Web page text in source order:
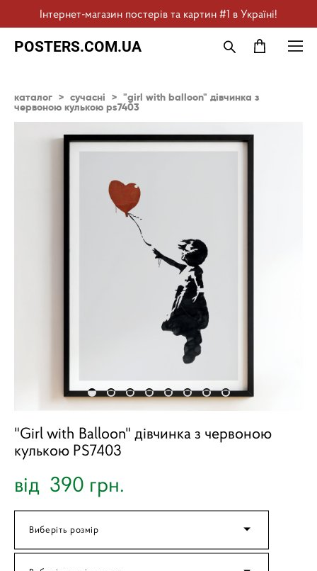
Інтернет-магазин постерів та картин #1 в Україні!
POSTERS.COM.UA
каталог > сучасні > "girl with balloon" дівчинка з
червоною кулькою ps7403
"Girl with Balloon" дівчинка з червоною
кулькою PS7403
від 390 грн.
Виберіть розмір